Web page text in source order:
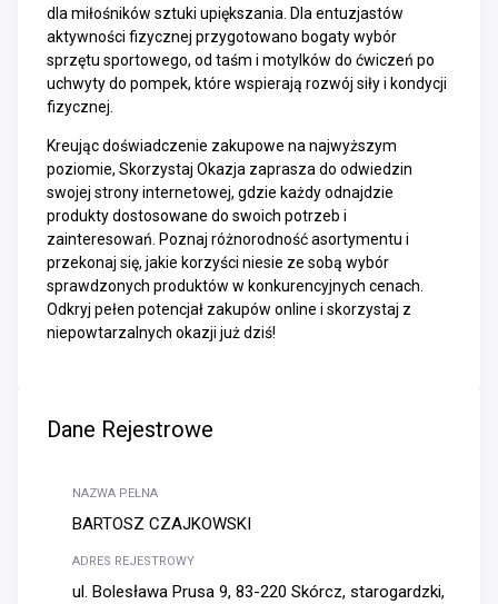
dla miłośników sztuki upiększania. Dla entuzjastów
aktywności fizycznej przygotowano bogaty wybór
sprzętu sportowego, od taśm i motylków do ćwiczeń po
uchwyty do pompek, które wspierają rozwój siły i kondycji
fizycznej.
Kreując doświadczenie zakupowe na najwyższym
poziomie, Skorzystaj Okazja zaprasza do odwiedzin
swojej strony internetowej, gdzie każdy odnajdzie
produkty dostosowane do swoich potrzeb i
zainteresowań. Poznaj różnorodność asortymentu i
przekonaj się, jakie korzyści niesie ze sobą wybór
sprawdzonych produktów w konkurencyjnych cenach.
Odkryj pełen potencjał zakupów online i skorzystaj z
niepowtarzalnych okazji już dziś!
Dane Rejestrowe
NAZWA PEŁNA
BARTOSZ CZAJKOWSKI
ADRES REJESTROWY
ul. Bolesława Prusa 9, 83-220 Skórcz, starogardzki,